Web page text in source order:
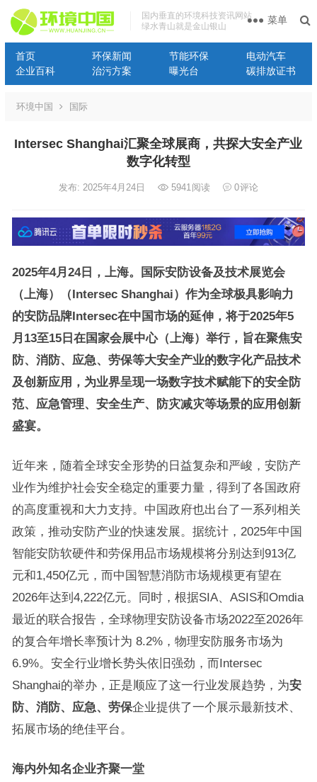
国内垂直的环境科技资讯网站
绿水青山就是金山银山
首页 环保新闻 节能环保
电动汽车
企业百科
治污方案 曝光台 碳排放证书
菜单
环境中国 国际
Intersec Shanghai汇聚全球展商，共探大安全产业
数字化转型
发布: 2025年4月24日 5941阅读 0评论
2025年4月 24日，上海。国际安防设备及技术展览会
（上海）（Intersec Shanghai）作为全球极具影响力
的安防品牌Intersec在中国市场的延伸，将于2025年5
月13至15日在国家会展中心（上海）举行，旨在聚焦安
防、消防、应急、劳保等大安全产业的数字化产品技术
及创新应用，为业界呈现一场数字技术赋能下的安全防
范、应急管理、安全生产、防灾减灾等场景的应用创新
盛宴。
近年来，随着全球安全形势的日益复杂和严峻，安防产
业作为维护社会安全稳定的重要力量，得到了各国政府
的高度重视和大力支持。中国政府也出台了一系列相关
政策，推动安防产业的快速发展。据统计，2025年中国
智能安防软硬件和劳保用品市场规模将分别达到913亿
元和1,450亿元，而中国智慧消防市场规模更有望在
2026年达到4,222亿元。同时，根据SIA、ASIS和Omdia
最近的联合报告，全球物理安防设备市场2022至2026年
的复合年增长率预计为 8.2%，物理安防服务市场为
6.9%。安全行业增长势头依旧强劲，而Intersec
Shanghai的举办，正是顺应了这一行业发展趋势，为安
防、消防、应急、劳保企业提供了一个展示最新技术、
拓展市场的绝佳平台。
海内外知名企业齐聚一堂